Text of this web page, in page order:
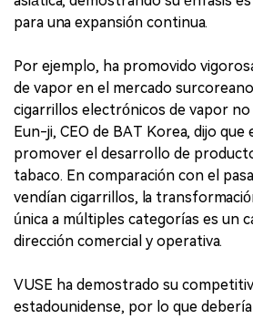
para una expansión continua.
Por ejemplo, ha promovido
de vapor en el mercado
cigarrillos electrónicos de vapor no
Eun-ji, CEO de BAT Korea, dijo que
promover el desarrollo de
tabaco. En comparación con el
vendían cigarrillos, la
única a múltiples categorías es un
dirección comercial y operativa.
VUSE ha demostrado su
estadounidense, por lo que